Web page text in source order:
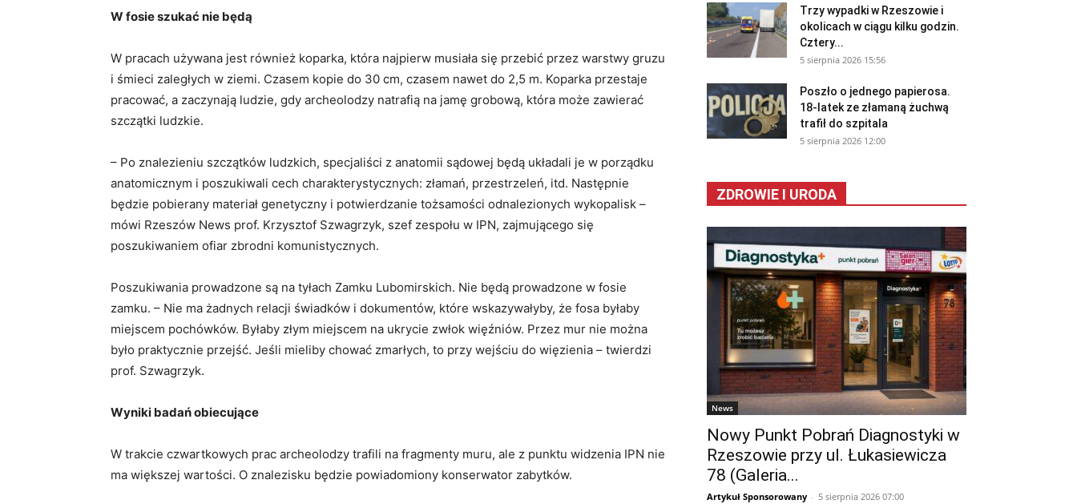
W fosie szukać nie będą
W pracach używana jest również koparka, która najpierw musiała się przebić przez warstwy gruzu
i śmieci zaległych w ziemi. Czasem kopie do 30 cm, czasem nawet do 2,5 m. Koparka przestaje
pracować, a zaczynają ludzie, gdy archeolodzy natrafią na jamę grobową, która może zawierać
szczątki ludzkie.
– Po znalezieniu szczątków ludzkich, specjaliści z anatomii sądowej będą układali je w porządku
anatomicznym i poszukiwali cech charakterystycznych: złamań, przestrzeleń, itd. Następnie
będzie pobierany materiał genetyczny i potwierdzanie tożsamości odnalezionych wykopalisk –
mówi Rzeszów News prof. Krzysztof Szwagrzyk, szef zespołu w IPN, zajmującego się
poszukiwaniem ofiar zbrodni komunistycznych.
Poszukiwania prowadzone są na tyłach Zamku Lubomirskich. Nie będą prowadzone w fosie
zamku. – Nie ma żadnych relacji świadków i dokumentów, które wskazywałyby, że fosa byłaby
miejscem pochówków. Byłaby złym miejscem na ukrycie zwłok więźniów. Przez mur nie można
było praktycznie przejść. Jeśli mieliby chować zmarłych, to przy wejściu do więzienia – twierdzi
prof. Szwagrzyk.
Wyniki badań obiecujące
W trakcie czwartkowych prac archeolodzy trafili na fragmenty muru, ale z punktu widzenia IPN nie
ma większej wartości. O znalezisku będzie powiadomiony konserwator zabytków.
Trzy wypadki w Rzeszowie i
okolicach w ciągu kilku godzin.
Cztery...
5 sierpnia 2026 15:56
Poszło o jednego papierosa.
18-latek ze złamaną żuchwą
trafił do szpitala
5 sierpnia 2026 12:00
ZDROWIE I URODA
News
Nowy Punkt Pobrań Diagnostyki w
Rzeszowie przy ul. Łukasiewicza
78 (Galeria...
Artykuł Sponsorowany - 5 sierpnia 2026 07:00